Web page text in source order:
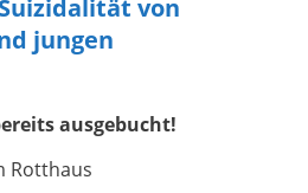
von
jungen
ausgebucht!
Rotthaus